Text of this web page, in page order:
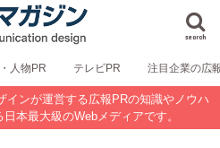
search
人物PR テレビPR 注目企業の広
インが運営する広報PRの知識やノウハ
本最大級のWebメディアです。